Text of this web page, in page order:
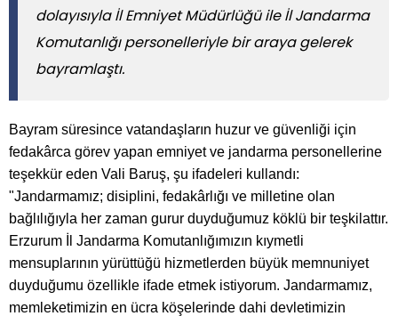
dolayısıyla İl Emniyet Müdürlüğü ile İl Jandarma
Komutanlığı personelleriyle bir araya gelerek
bayramlaştı.
Bayram süresince vatandaşların huzur ve güvenliği için
fedakârca görev yapan emniyet ve jandarma personellerine
teşekkür eden Vali Baruş, şu ifadeleri kullandı:
"Jandarmamız; disiplini, fedakârlığı ve milletine olan
bağlılığıyla her zaman gurur duyduğumuz köklü bir teşkilattır.
Erzurum İl Jandarma Komutanlığımızın kıymetli
mensuplarının yürüttüğü hizmetlerden büyük memnuniyet
duyduğumu özellikle ifade etmek istiyorum. Jandarmamız,
memleketimizin en ücra köşelerinde dahi devletimizin